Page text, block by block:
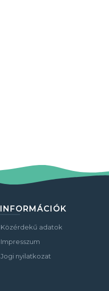
INFORMÁCIÓK
Közérdekű adatok
Impresszum
Jogi nyilatkozat